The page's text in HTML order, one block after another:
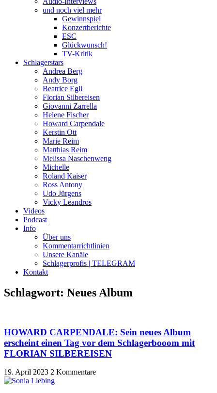
und noch viel mehr
Gewinnspiel
Konzertberichte
ESC
Glückwunsch!
TV-Kritik
Schlagerstars
Andrea Berg
Andy Borg
Beatrice Egli
Florian Silbereisen
Giovanni Zarrella
Helene Fischer
Howard Carpendale
Kerstin Ott
Marie Reim
Matthias Reim
Melissa Naschenweng
Michelle
Roland Kaiser
Ross Antony
Udo Jürgens
Vicky Leandros
Videos
Podcast
Info
Über uns
Kommentarrichtlinien
Unsere Kanäle
Schlagerprofis | TELEGRAM
Kontakt
Schlagwort: Neues Album
HOWARD CARPENDALE: Sein neues Album
erscheint einen Tag vor dem Schlagerbooom mit
FLORIAN SILBEREISEN
19. April 2023 2 Kommentare